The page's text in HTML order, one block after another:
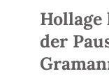
der